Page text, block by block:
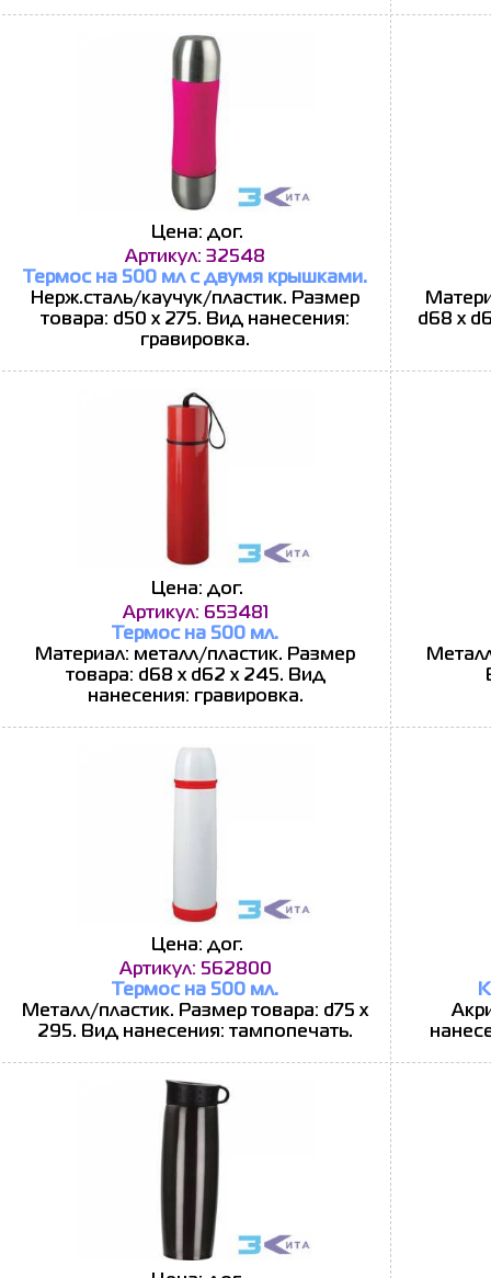
Цена: дог.
Артикул: 32548
Термос на 500 мл с двумя крышками.
Нерж.сталь/каучук/пластик. Размер
товара: d50 х 275. Вид нанесения:
гравировка.
d68 х
Цена: дог.
Артикул: 653481
Термос на 500 мл.
Материал: металл/пластик. Размер
товара: d68 х d62 х 245. Вид
нанесения: гравировка.
Цена: дог.
Артикул: 562800
Термос на 500 мл.
Металл/пластик. Размер товара: d75 х
295. Вид нанесения: тампопечать.